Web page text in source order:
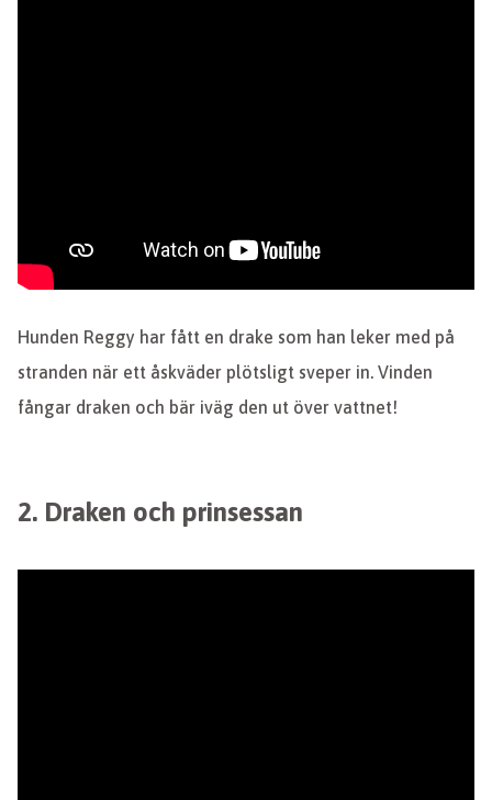
Hunden Reggy har fått en drake som han leker med på
stranden när ett åskväder plötsligt sveper in. Vinden
fångar draken och bär iväg den ut över vattnet!
2. Draken och prinsessan